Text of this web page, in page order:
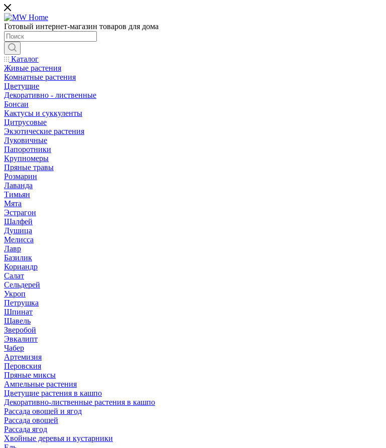
Готовый интернет-магазин товаров для дома
Каталог
Живые растения
Комнатные растения
Цветущие
Декоративно - лиственные
Бонсаи
Кактусы и суккуленты
Цитрусовые
Экзотические растения
Луковичные
Папоротники
Крупномеры
Пряные травы
Розмарин
Лаванда
Тимьян
Мята
Эстрагон
Шалфей
Душица
Мелисса
Лавр
Базилик
Кориандр
Салат
Сельдерей
Укроп
Петрушка
Шпинат
Щавель
Зверобой
Эвкалипт
Чабер
Артемизия
Перовския
Пряные миксы
Ампельные растения
Цветущие растения в кашпо
Декоративно-лиственные растения в кашпо
Рассада овощей и ягод
Рассада овощей
Рассада ягод
Хвойные деревья и кустарники